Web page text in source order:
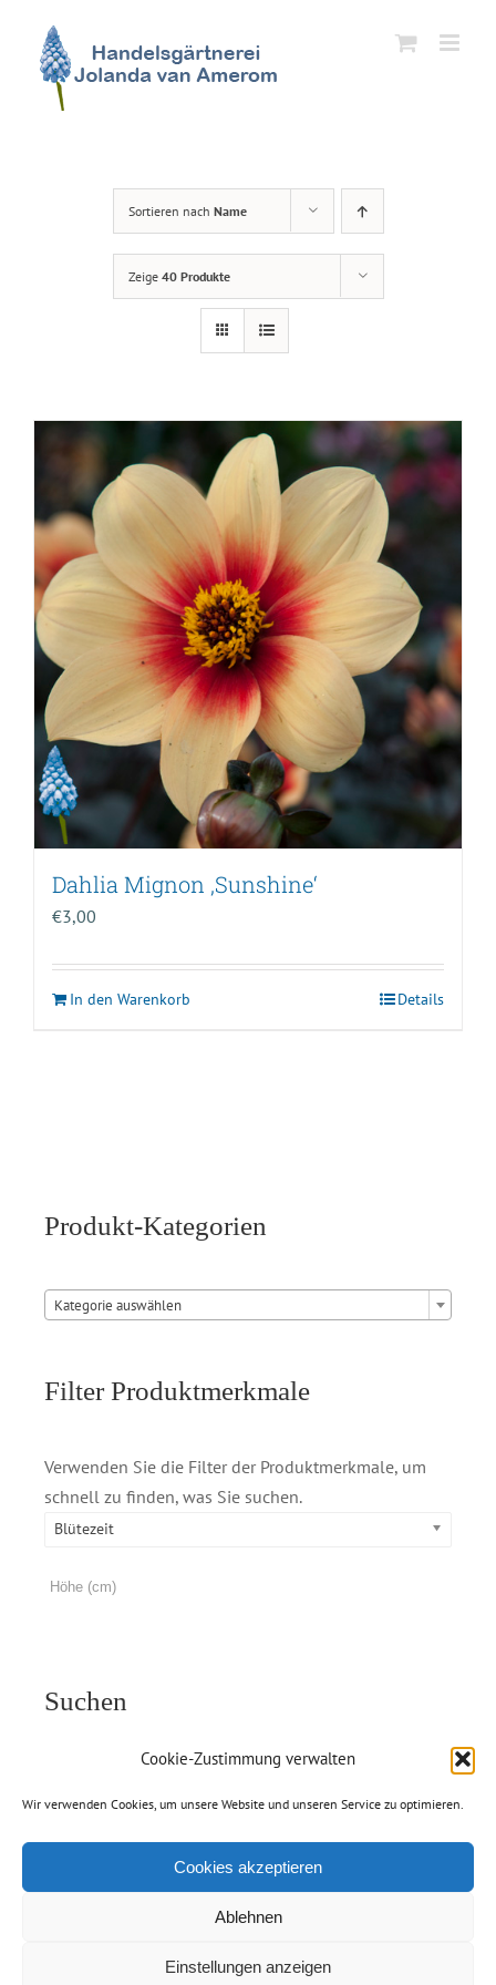
Cookie-Zustimmung verwalten
Wir verwenden Cookies, um unsere Website und unseren Service zu optimieren.
Cookies akzeptieren
Ablehnen
Einstellungen anzeigen
Inhalt
springen
Sortieren nach Name
Zeige 40 Produkte
Dahlia Mignon ‚Sunshine‘
€3,00
In den Warenkorb Details
Produkt-Kategorien
Kategorie auswählen
Filter Produktmerkmale
Verwenden Sie die Filter der Produktmerkmale, um
schnell zu finden, was Sie suchen.
Blütezeit
Suchen
2026 | Handelsgärtnerei Jolanda van Amerom |